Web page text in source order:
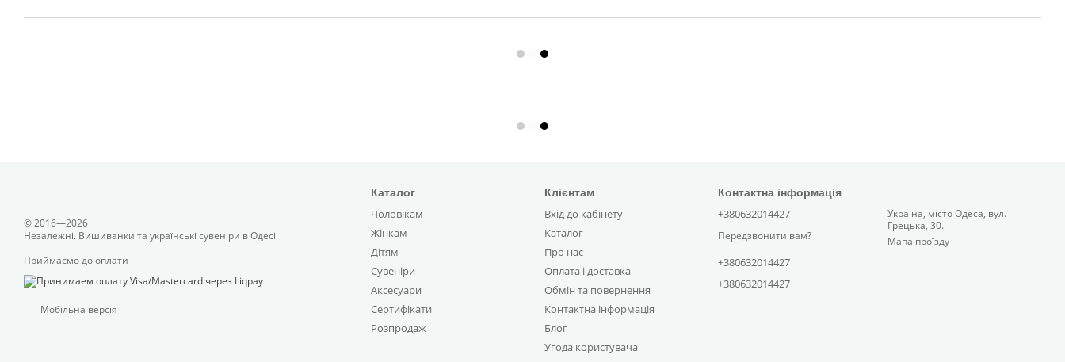
© 2016—2026
Незалежні. Вишиванки та українські сувеніри в Одесі
Приймаємо до оплати
Мобільна версія
Каталог
Чоловікам
Жінкам
Дітям
Сувеніри
Аксесуари
Сертифікати
Розпродаж
Клієнтам
Вхід до кабінету
Каталог
Про нас
Оплата і доставка
Обмін та повернення
Контактна інформація
Блог
Угода користувача
Контактна інформація
+380632014427
Передзвонити вам?
+380632014427
+380632014427
Україна, місто Одеса, вул.
Грецька, 30.
Мапа проїзду